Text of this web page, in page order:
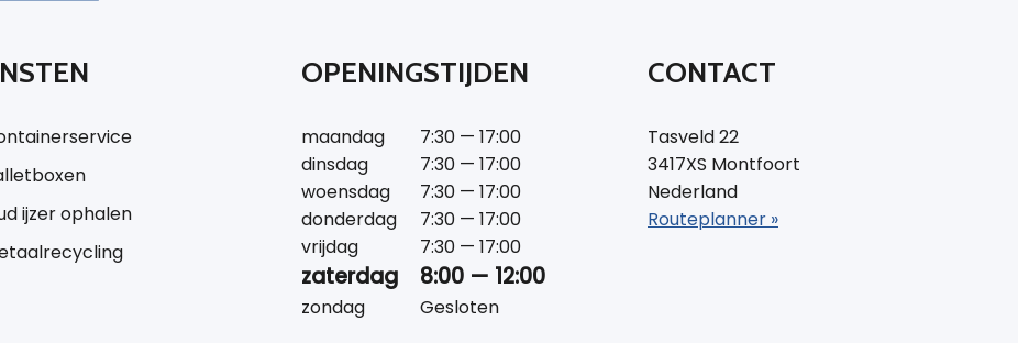
ijzer ophalen
OPENINGSTIJDEN
maandag
7:30 — 17:00
dinsdag
7:30 — 17:00
woensdag
7:30 — 17:00
donderdag
7:30 — 17:00
vrijdag
7:30 — 17:00
zaterdag 8:00 — 12:00
zondag Gesloten
CONTACT
Tasveld 22
3417XS Montfoort
Nederland
Routeplanner »